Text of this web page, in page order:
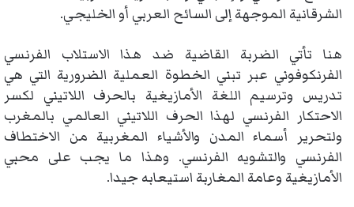
الشرقانية الموجهة إلى السائح العربي أو الخليجي.
هنا تأتي الضربة القاضية ضد هذا الاستلاب الفرنسي
الفرنكوفوني عبر تبني الخطوة العملية الضرورية التي هي
تدريس وترسيم اللغة الأمازيغية بالحرف اللاتيني لكسر
الاحتكار الفرنسي لهذا الحرف اللاتيني العالمي بالمغرب
ولتحرير أسماء المدن والأشياء المغربية من الاختطاف
الفرنسي والتشويه الفرنسي. وهذا ما يجب على محبي
الأمازيغية وعامة المغاربة استيعابه جيدا.